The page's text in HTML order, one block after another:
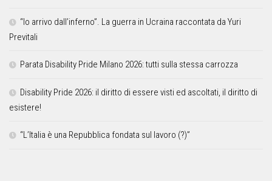
“Io arrivo dall’inferno”. La guerra in Ucraina raccontata da Yuri
Previtali
Parata Disability Pride Milano 2026: tutti sulla stessa carrozza
Disability Pride 2026: il diritto di essere visti ed ascoltati, il diritto di
esistere!
“L’Italia è una Repubblica fondata sul lavoro (?)”